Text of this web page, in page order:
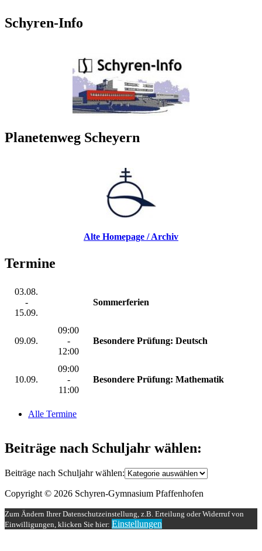
Schyren-Info
Planetenweg Scheyern
Alte Homepage / Archiv
Termine
03.08.
-
15.09.
Sommerferien
09.09.
09:00
-
12:00
Besondere Prüfung: Deutsch
10.09.
09:00
-
11:00
Besondere Prüfung: Mathematik
Alle Termine
Beiträge nach Schuljahr wählen:
Beiträge nach Schuljahr wählen:
Copyright © 2026 Schyren-Gymnasium Pfaffenhofen
Zum Ändern Ihrer Datenschutzeinstellung, z.B. Erteilung oder Widerruf von
Einwilligungen, klicken Sie hier: Einstellungen